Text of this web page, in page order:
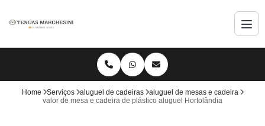
Home Serviços aluguel de cadeiras
aluguel de mesas e cadeira
valor de mesa e cadeira de plástico aluguel Hortolândia